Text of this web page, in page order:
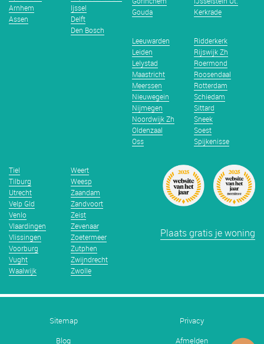
Arnhem
Assen
Ijssel
Delft
Den Bosch
Gouda
Kerkrade
Leeuwarden
Leiden
Lelystad
Maastricht
Meerssen
Nieuwegein
Nijmegen
Noordwijk Zh
Oldenzaal
Oss
Ridderkerk
Rijswijk Zh
Roermond
Roosendaal
Rotterdam
Schiedam
Sittard
Sneek
Soest
Spijkenisse
Tiel
Tilburg
Utrecht
Velp Gld
Venlo
Vlaardingen
Vlissingen
Voorburg
Vught
Waalwijk
Weert
Weesp
Zaandam
Zandvoort
Zeist
Zevenaar
Zoetermeer
Zutphen
Zwijndrecht
Zwolle
Plaats gratis je woning
Sitemap
Privacy
Blog
Afmelden